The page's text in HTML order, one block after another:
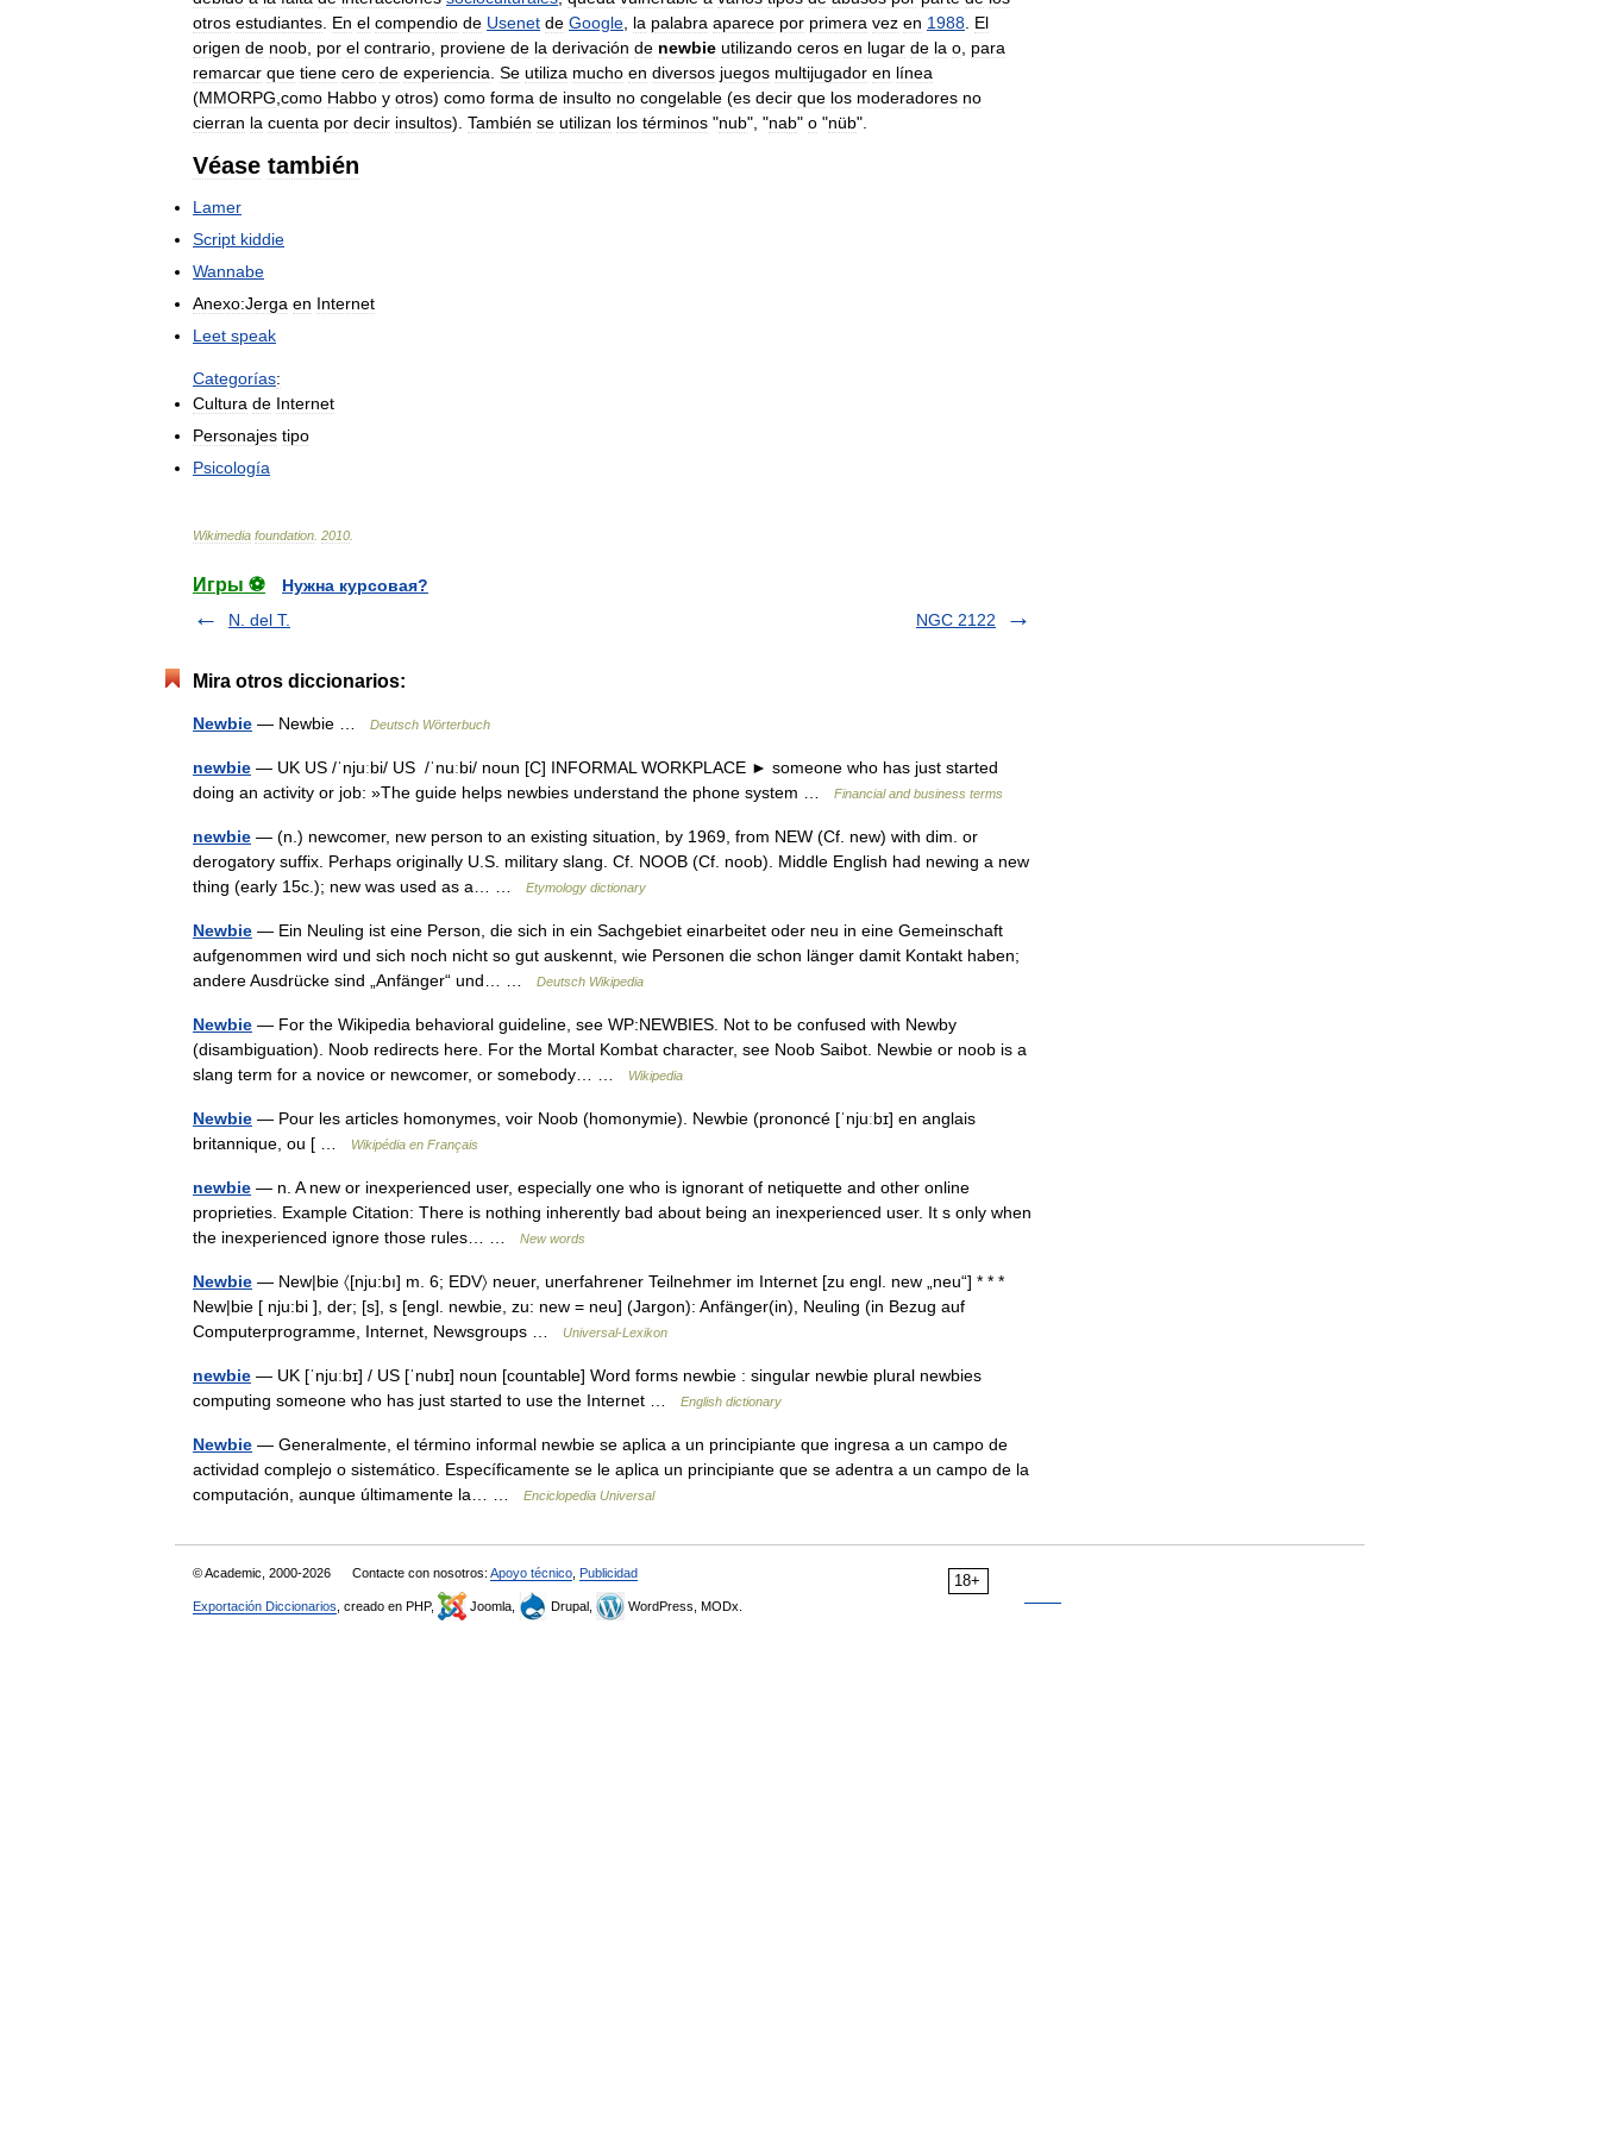
otros estudiantes En el compendio de Usenet de Google la palabra aparece por primera vez en 1988 El
origen de noob por el contrario proviene de la derivación de newbie utilizando ceros en lugar de la o para
remarcar que tiene cero de experiencia Se utiliza mucho en diversos juegos multijugador en línea
(MMORPG como Habbo y otros) como forma de insulto no congelable (es decir que los moderadores no
cierran la cuenta por decir insultos). También se utilizan los términos "nub", "nab" o "nüb".
Véase también
Lamer
Script kiddie
Wannabe
Anexo:Jerga en Internet
Leet speak
Categorías:
Cultura de Internet
Personajes tipo
Psicología
Wikimedia foundation 2010
Игры ⚽
Нужна курсовая?
N. del T.
NGC 2122
Mira otros diccionarios:
Newbie — Newbie … Deutsch Wörterbuch
newbie — UK US /ˈnjuːbi/ US /ˈnuːbi/ noun [C] INFORMAL WORKPLACE ► someone who has just started
doing an activity or job: »The guide helps newbies understand the phone system …
Financial and business terms
newbie — (n.) newcomer, new person to an existing situation, by 1969, from NEW (Cf. new) with dim. or
derogatory suffix. Perhaps originally U.S. military slang. Cf. NOOB (Cf. noob). Middle English had newing a new
thing (early 15c.); new was used as a… …
Etymology dictionary
Newbie — Ein Neuling ist eine Person, die sich in ein Sachgebiet einarbeitet oder neu in eine Gemeinschaft
aufgenommen wird und sich noch nicht so gut auskennt, wie Personen die schon länger damit Kontakt haben;
andere Ausdrücke sind „Anfänger“ und… …
Deutsch Wikipedia
Newbie — For the Wikipedia behavioral guideline, see WP:NEWBIES. Not to be confused with Newby
(disambiguation). Noob redirects here. For the Mortal Kombat character, see Noob Saibot. Newbie or noob is a
slang term for a novice or newcomer, or somebody… …
Wikipedia
Newbie — Pour les articles homonymes, voir Noob (homonymie). Newbie (prononcé [ˈnjuːbɪ] en anglais
britannique, ou [ …
Wikipédia en Français
newbie — n. A new or inexperienced user, especially one who is ignorant of netiquette and other online
proprieties. Example Citation: There is nothing inherently bad about being an inexperienced user. It s only when
the inexperienced ignore those rules… …
New words
Newbie — New|bie 〈[nju:bı] m. 6; EDV〉 neuer, unerfahrener Teilnehmer im Internet [zu engl. new „neu“] * * *
New|bie [ nju:bi ], der; [s], s [engl. newbie, zu: new = neu] (Jargon): Anfänger(in), Neuling (in Bezug auf
Computerprogramme, Internet, Newsgroups …
Universal-Lexikon
newbie — UK [ˈnjuːbɪ] / US [ˈnubɪ] noun [countable] Word forms newbie : singular newbie plural newbies
computing someone who has just started to use the Internet …
English dictionary
Newbie — Generalmente, el término informal newbie se aplica a un principiante que ingresa a un campo de
actividad complejo o sistemático. Específicamente se le aplica un principiante que se adentra a un campo de la
computación, aunque últimamente la… …
Enciclopedia Universal
18+
© Academic, 2000-2026 Contacte con nosotros: Apoyo técnico Publicidad
Exportación Diccionarios , creado en PHP, Joomla, Drupal, WordPress, MODx.